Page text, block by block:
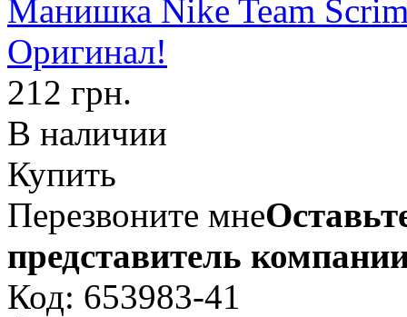
Манишка Nike Team
Оригинал!
212 грн.
В наличии
Купить
Перезвоните мне
представитель
Код: 653983-41